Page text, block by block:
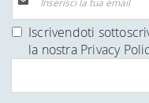
alla
nostra
Newsletter:
Iscrivendoti
la nostra Privacy